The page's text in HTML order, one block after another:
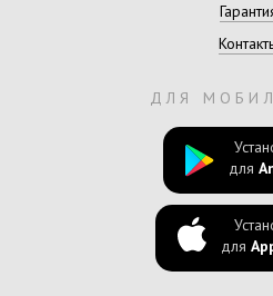
ДЛЯ
для
для